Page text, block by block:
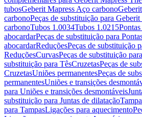
tubosGeberit Mapress Aço carbono
carbonoPeças de substituição para
carbonoTubos 1.0034Tubos 1.0215
abocardarPeças de substituição para
abocardarReduçõesPeças de substituição
ReduçõesCurvasPeças de substituição
substituição para TêsCruzetasPeças de
CruzetasUniões permanentesPeças de
permanentesUniões e transições
para Uniões e transições desmontáveis
substituição para Juntas de dilatação
para TampasLigações para aquecimento